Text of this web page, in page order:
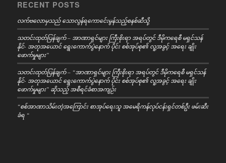
RECENT POSTS
လက်ဗလောမှသည် သောလွန်ရကောင်ေးမွန်သည့်စနစ်ဆီသို့
သတင်းထုတ်ပြန်ချက် – အာဏာရှင်များ ကြီးစိုးရာ အရပ်တွင် ဒီမိုကရေစီ မရှင်သန်
နိုင်- အတုအယောင် ရွေးကောက်ပွဲနောက် ပိုင်း စစ်အုပ်စု၏ လူ့အခွင့် အရေး ချိုး
ဖောက်မှုများ”
သတင်းထုတ်ပြန်ချက် – “အာဏာရှင်များ ကြီးစိုးရာ အရပ်တွင် ဒီမိုကရေစီ မရှင်သန်
နိုင်- အတုအယောင် ရွေးကောက်ပွဲနောက် ပိုင်း စစ်အုပ်စု၏ လူ့အခွင့် အရေး ချိုး
ဖောက်မှုများ” ဆိုသည့် အစီရင်ခံစာအကျဉ်း
“စစ်အာဏာသိမ်းတဲ့အကြောင်း စာအုပ်ရေးသူ အမေရိကန်လုပ်ငန်းရှင်တစ်ဦး ဖမ်းဆီး
ခံရ “